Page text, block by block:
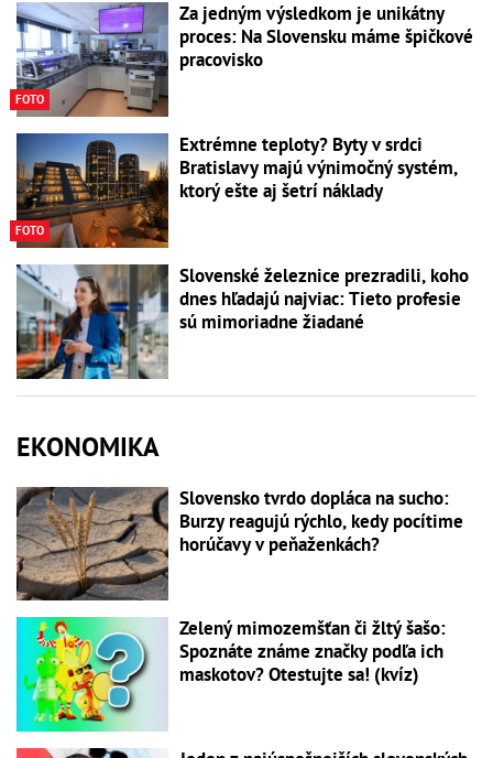
FOTO
Za jedným výsledkom je unikátny
proces: Na Slovensku máme špičkové
pracovisko
FOTO
Extrémne teploty? Byty v srdci
Bratislavy majú výnimočný systém,
ktorý ešte aj šetrí náklady
Slovenské železnice prezradili, koho
dnes hľadajú najviac: Tieto profesie
sú mimoriadne žiadané
EKONOMIKA
Slovensko tvrdo dopláca na sucho:
Burzy reagujú rýchlo, kedy pocítime
horúčavy v peňaženkách?
Zelený mimozemšťan či žltý šašo:
Spoznáte známe značky podľa ich
maskotov? Otestujte sa! (kvíz)